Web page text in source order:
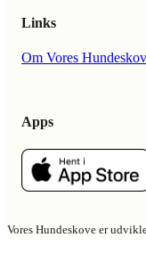
Links
Om Vores
Apps
Vores Hundeskove er